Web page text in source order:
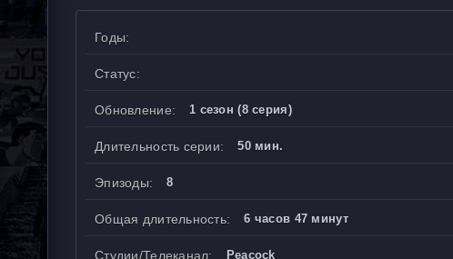
Годы:
Статус:
Обновление: 1 сезон (8 серия)
Длительность серии: 50 мин.
Эпизоды: 8
Общая длительность: 6 часов 47 минут
Студии/Телеканал: Peacock